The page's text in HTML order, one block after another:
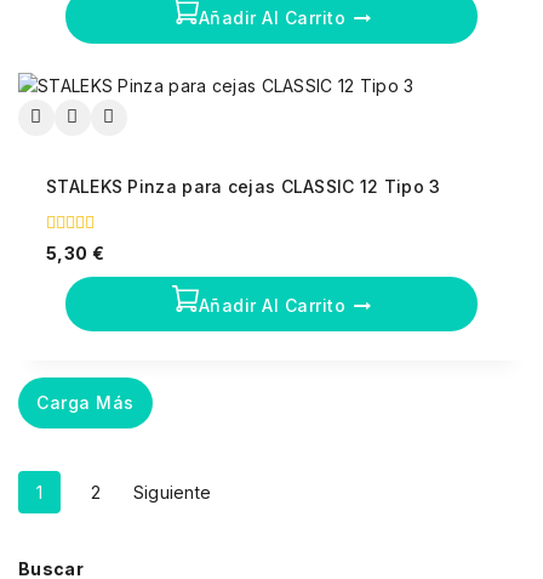
Añadir Al Carrito
STALEKS Pinza para cejas CLASSIC 12 Tipo 3
0
fuera
5,30 €
Añadir Al Carrito
Carga Más
1 2 Siguiente
Buscar